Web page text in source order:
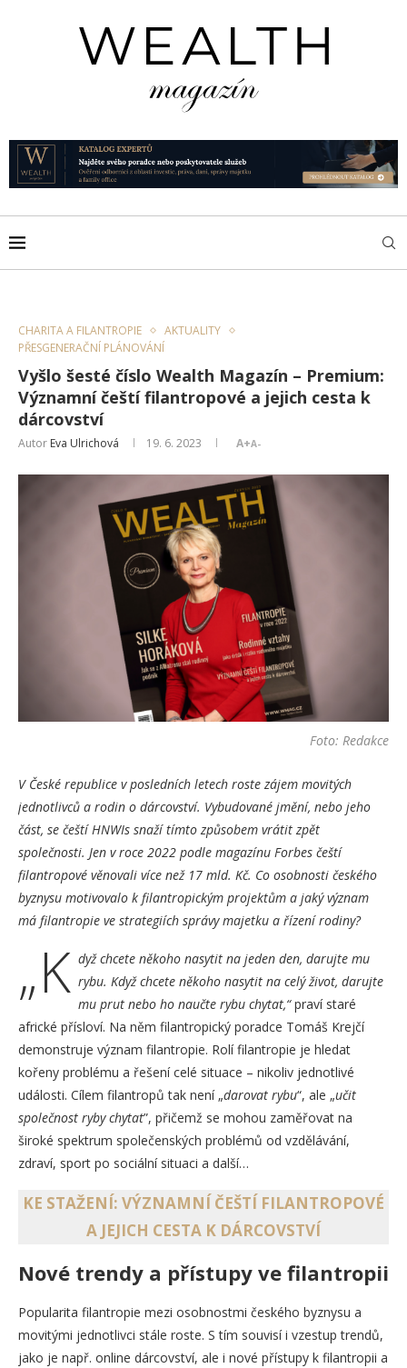
CHARITA A FILANTROPIE
AKTUALITY
PŘESGENERAČNÍ PLÁNOVÁNÍ
Vyšlo šesté číslo Wealth Magazín – Premium:
Významní čeští filantropové a jejich cesta k
dárcovství
Autor Eva Ulrichová 19. 6. 2023 A+A-
Foto: Redakce
V České republice v posledních letech roste zájem movitých
jednotlivců a rodin o dárcovství. Vybudované jmění, nebo jeho
část, se čeští HNWIs snaží tímto způsobem vrátit zpět
společnosti. Jen v roce 2022 podle magazínu Forbes čeští
filantropové věnovali více než 17 mld. Kč. Co osobnosti českého
byznysu motivovalo k filantropickým projektům a jaký význam
má filantropie ve strategiích správy majetku a řízení rodiny?
„K dyž chcete někoho nasytit na jeden den, darujte mu
rybu. Když chcete někoho nasytit na celý život, darujte
mu prut nebo ho naučte rybu chytat,“praví staré
africké přísloví. Na něm filantropický poradce Tomáš Krejčí
demonstruje význam filantropie. Rolí filantropie je hledat
kořeny problému a řešení celé situace – nikoliv jednotlivé
události. Cílem filantropů tak není „darovat rybu“, ale „učit
společnost ryby chytat”, přičemž se mohou zaměřovat na
široké spektrum společenských problémů od vzdělávání,
zdraví, sport po sociální situaci a další…
KE STAŽENÍ: VÝZNAMNÍ ČEŠTÍ FILANTROPOVÉ
A JEJICH CESTA K DÁRCOVSTVÍ
Nové trendy a přístupy ve filantropii
Popularita filantropie mezi osobnostmi českého byznysu a
movitými jednotlivci stále roste. S tím souvisí i vzestup trendů,
jako je např. online dárcovství, ale i nové přístupy k filantropii a